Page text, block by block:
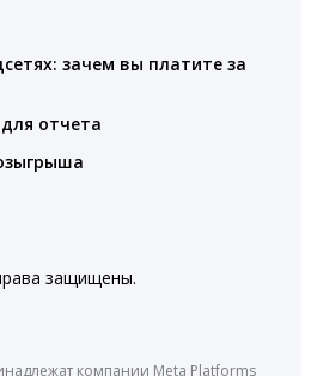
зачем вы платите за
отчета
защищены.
компании Meta Platforms